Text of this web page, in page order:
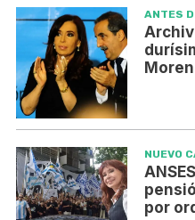
ANTES
NUEVO
por